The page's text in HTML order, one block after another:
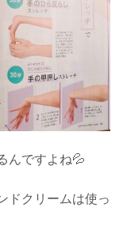
んですよね💦
ドクリームは使っ